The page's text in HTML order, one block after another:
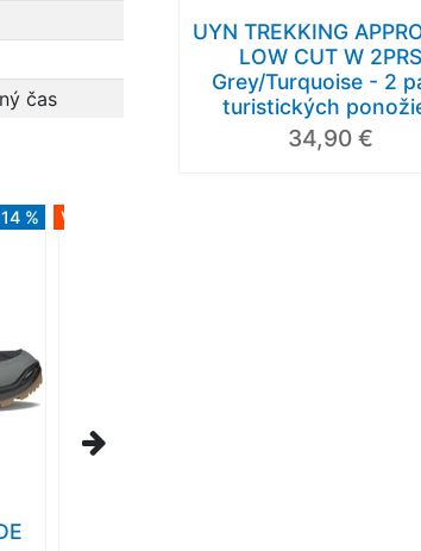
čas
% Výpredaj
UYN TREKKING
LOW CUT W 2PRS
Grey/Turquoise - 2
turistických
34,90 €